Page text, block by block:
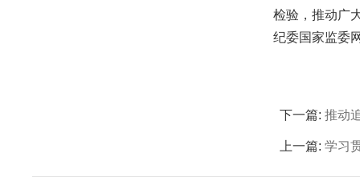
检验，推动广
纪委国家监委
下一篇: 推动
上一篇: 学习